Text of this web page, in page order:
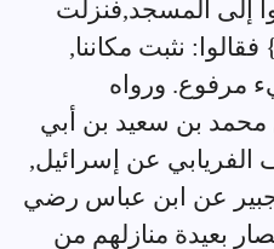
إلى المسجد,فنزلت
} فقالوا: نثبت مكاننا,
مرفوع. ورواه
محمد بن سعيد بن أبي
عن إسرائيل,
عن ابن عباس رضي
بعيدة منازلهم من